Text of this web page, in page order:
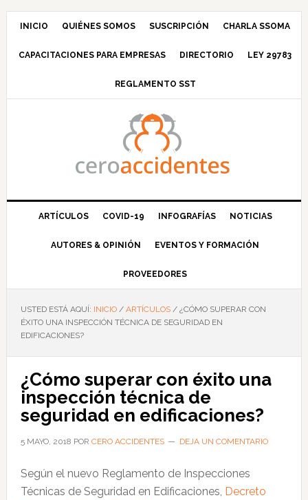
Saltar
navegación
Saltar
principal
Saltar
barra
principal
Saltar
INICIO QUIÉNES SOMOS SUSCRIPCIÓN CHARLA SSOMA
CAPACITACIONES PARA EMPRESAS DIRECTORIO LEY 29783
REGLAMENTO SST
ARTÍCULOS COVID-19 INFOGRAFÍAS NOTICIAS
AUTORES & OPINIÓN EVENTOS Y FORMACIÓN
PROVEEDORES
USTED ESTÁ AQUÍ: INICIO / ARTÍCULOS /¿CÓMO SUPERAR CON
ÉXITO UNA INSPECCIÓN TÉCNICA DE SEGURIDAD EN
EDIFICACIONES?
¿Cómo superar con éxito una
inspección técnica de
seguridad en edificaciones?
5 MAYO, 2018 POR CERO ACCIDENTES DEJA UN COMENTARIO
Según el nuevo Reglamento de Inspecciones
Técnicas de Seguridad en Edificaciones, Decreto